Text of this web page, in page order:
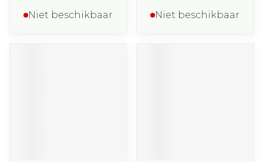
Niet beschikbaar Niet beschikbaar